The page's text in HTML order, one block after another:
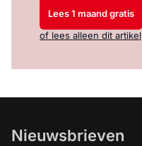
Lees 1 maand gratis
of lees alleen dit artikel
Nieuwsbrieven